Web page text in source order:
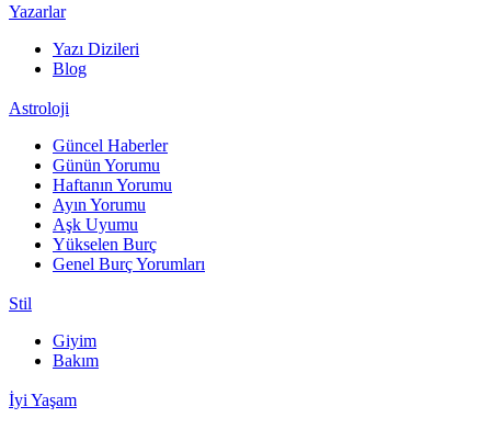
Yazarlar
Yazı Dizileri
Blog
Astroloji
Güncel Haberler
Günün Yorumu
Haftanın Yorumu
Ayın Yorumu
Aşk Uyumu
Yükselen Burç
Genel Burç Yorumları
Stil
Giyim
Bakım
İyi Yaşam